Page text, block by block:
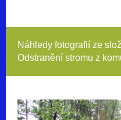
Náhledy fotografií ze
Odstranění stromu z